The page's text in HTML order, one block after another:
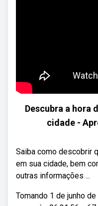
Descubra a hora
cidade -
Saiba como descobrir
em sua cidade, bem
outras informações ...
Tomando 1 de junho